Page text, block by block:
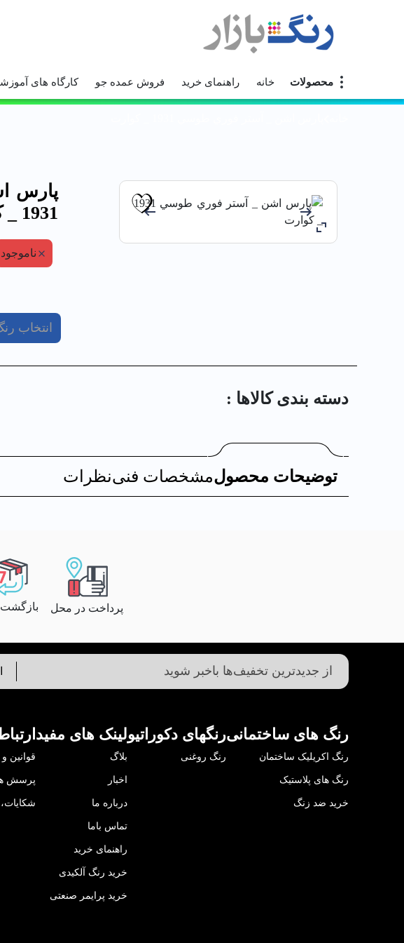
محصولات خانه راهنمای خرید فروش عمده جو کارگاه های
پارس
1931 _ كوارت
ناموجود
انتخاب
دسته بندی کالا‌ها :
توضیحات محصولمشخصات فنینظرات
پرداخت در محل بازگشت
رنگ های ساختمانی
رنگ اکریلیک ساختمان
رنگ های پلاستیک
خرید ضد زنگ
رنگهای دکوراتیو
رنگ روغنی
لینک های مفید
بلاگ
اخبار
درباره ما
تماس باما
راهنمای خرید
خرید رنگ آلکیدی
خرید پرایمر صنعتی
قوانین
پرسش
شکایات،